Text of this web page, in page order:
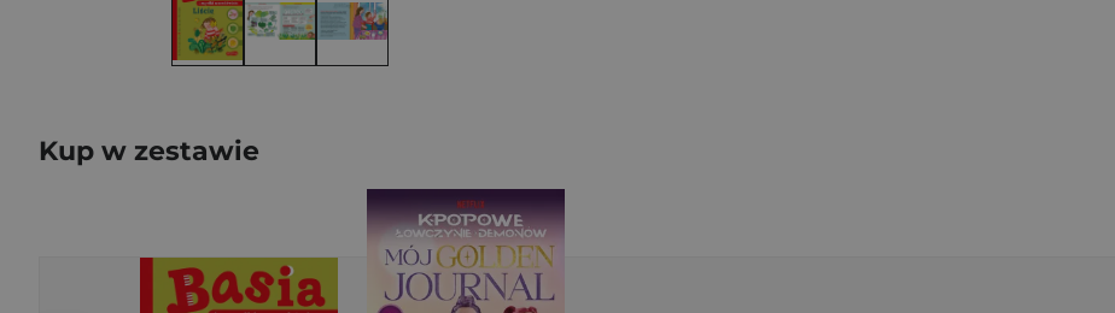
Kup w zestawie